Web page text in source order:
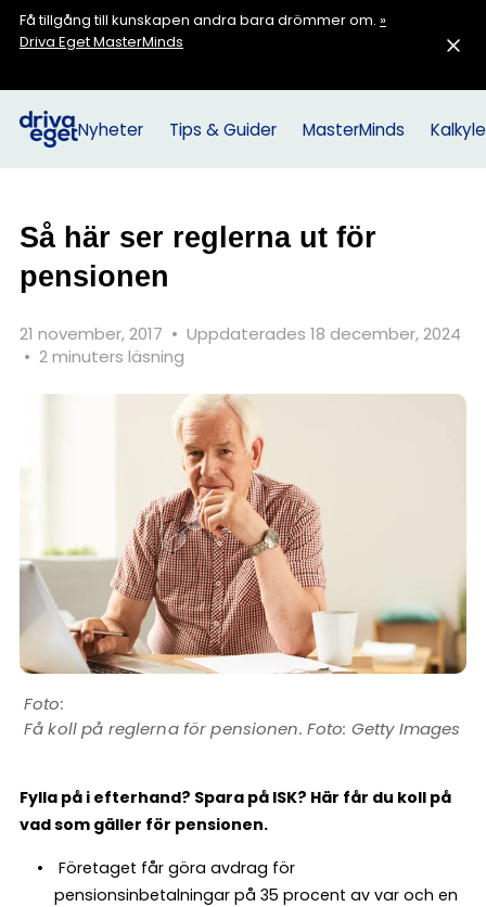
Få tillgång till kunskapen andra bara drömmer om. »
Driva Eget MasterMinds
Nyheter Tips & Guider MasterMinds
Så här ser reglerna ut för
pensionen
21 november, 2017 • Uppdaterades 18 december, 2024
• 2 minuters läsning
Få koll på reglerna för pensionen. Foto: Getty Images
Fylla på i efterhand? Spara på ISK? Här får du koll på
vad som gäller för pensionen.
Företaget får göra avdrag för
pensionsinbetalningar på 35 procent av var och en